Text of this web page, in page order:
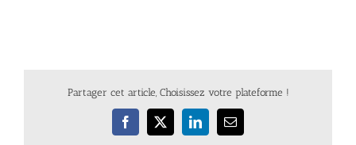
Partager cet article, Choisissez votre plateforme !
Facebook
X LinkedInEmail